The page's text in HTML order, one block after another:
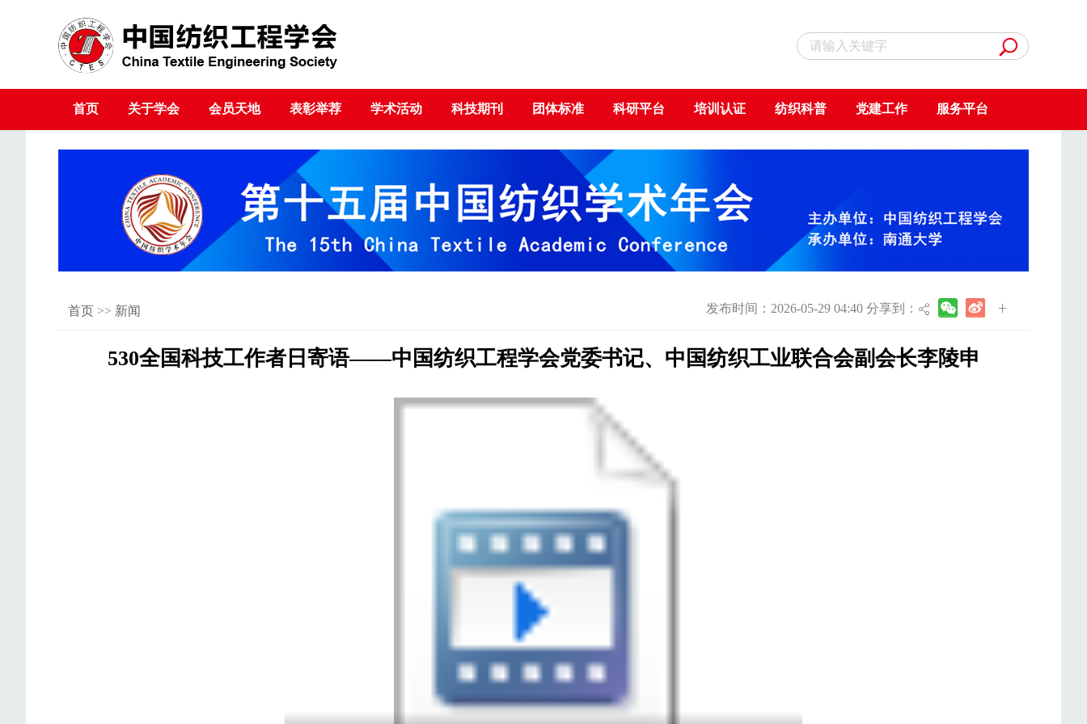
首页 关于学会 会员天地 表彰举荐 学术活动 科技期刊 团体标准 科研平台 培训认证 纺织科普 党建工作 服务平台
首页 >> 新闻 发布时间：2026-05-29 04:40 分享到：
530全国科技工作者日寄语——中国纺织工程学会党委书记、中国纺织工业联合会副会长李陵申